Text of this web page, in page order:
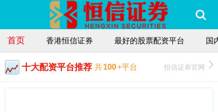
首页 香港恒信证券 最好的股票配资平台 国
十大配资平台推荐 共100+平台 恒信证券官网